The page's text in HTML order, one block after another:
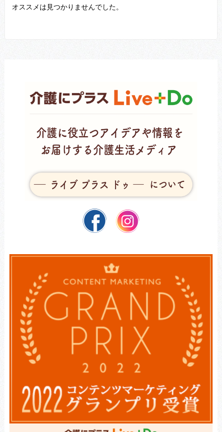
オススメは見つかりませんでした。